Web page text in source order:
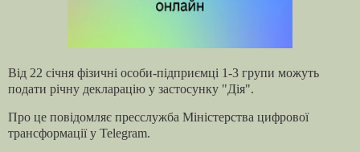
Від 22 січня фізичні особи-підприємці 1-3 групи можуть
подати річну декларацію у застосунку "Дія".
Про це повідомляє пресслужба Міністерства цифрової
трансформації у Telegram.